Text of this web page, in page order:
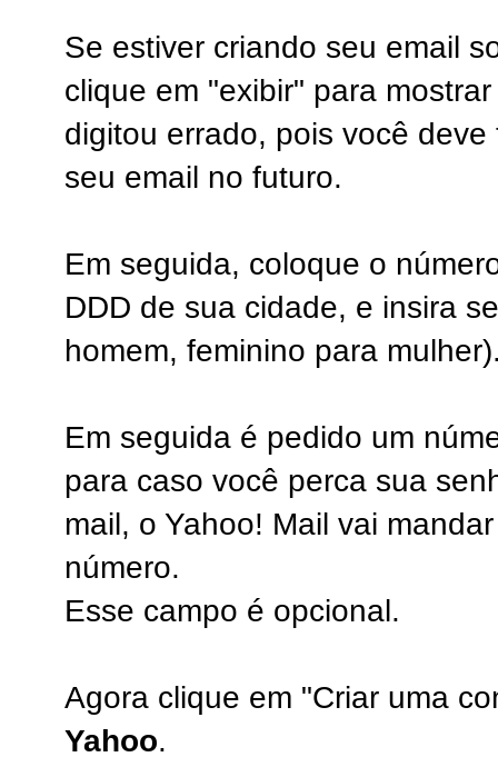
Se estiver criando seu email
clique em "exibir" para
digitou errado, pois você
seu email no futuro.
Em seguida, coloque o
DDD de sua cidade, e insira
homem, feminino para
Em seguida é pedido um
para caso você perca sua
mail, o Yahoo! Mail vai
número.
Esse campo é opcional.
Agora clique em "Criar uma
Yahoo.